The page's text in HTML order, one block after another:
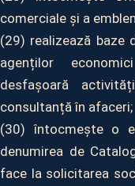
comerciale și a
(29) realizează baze
agenților
desfașoară
consultanță în afaceri;
(30) întocmește o
denumirea de
face la solicitarea